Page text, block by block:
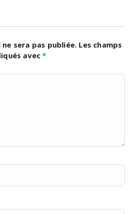
sera pas publiée. Les champs
avec*